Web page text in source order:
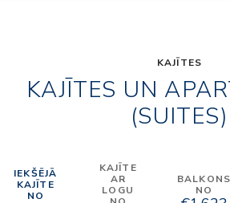
KAJĪTES
KAJĪTES UN
(SUITES)
IEKŠĒJĀ
KAJĪTE
NO
KAJĪTE
AR
LOGU
BALKONS
NO